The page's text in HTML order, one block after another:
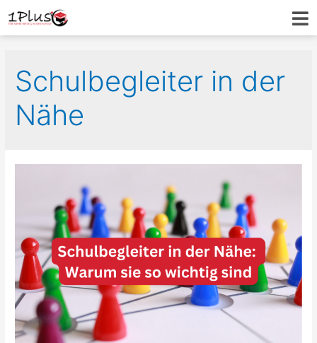
Schulbegleiter in der
Nähe